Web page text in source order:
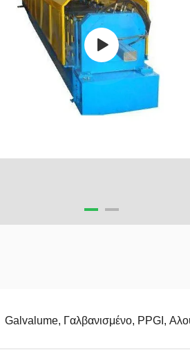
Galvalume, Γαλβανισμένο, PPGI,